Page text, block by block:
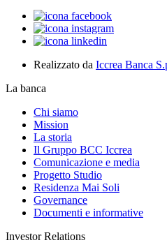
Realizzato da Iccrea Banca
La banca
Chi siamo
Mission
La storia
Il Gruppo BCC Iccrea
Comunicazione e media
Progetto Studio
Residenza Mai Soli
Governance
Documenti e informative
Investor Relations